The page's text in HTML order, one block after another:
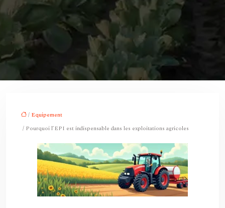
/ Equipement
/ Pourquoi l’EPI est indispensable dans les exploitations agricoles